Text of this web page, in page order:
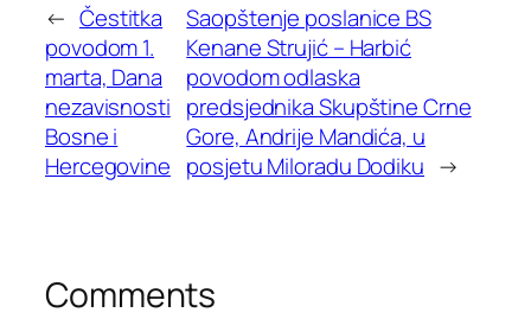
← Čestitka
povodom 1.
marta, Dana
nezavisnosti
Bosne i
Hercegovine
Saopštenje poslanice BS
Kenane Strujić – Harbić
povodom odlaska
predsjednika Skupštine Crne
Gore, Andrije Mandića, u
posjetu Miloradu Dodiku →
Comments